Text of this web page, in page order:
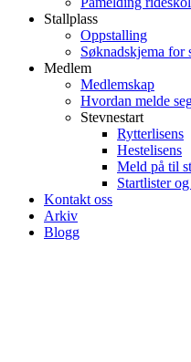
Stallplass
Oppstalling
Søknadskjema for
Medlem
Medlemskap
Hvordan melde
Stevnestart
Rytterlisens
Hestelisens
Meld på til
Startlister
Kontakt oss
Arkiv
Blogg